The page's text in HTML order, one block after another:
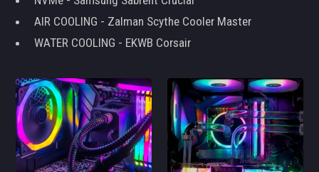
AIR COOLING - Zalman Scythe Cooler Master
WATER COOLING - EKWB Corsair